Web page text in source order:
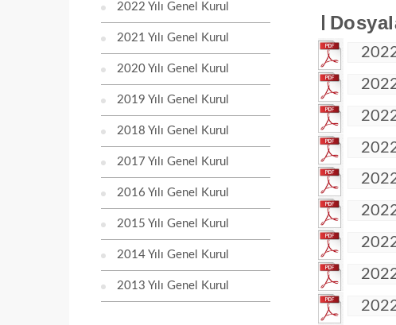
2022 Yılı Genel Kurul
2021 Yılı Genel Kurul
2020 Yılı Genel Kurul
2019 Yılı Genel Kurul
2018 Yılı Genel Kurul
2017 Yılı Genel Kurul
2016 Yılı Genel Kurul
2015 Yılı Genel Kurul
2014 Yılı Genel Kurul
2013 Yılı Genel Kurul
2022